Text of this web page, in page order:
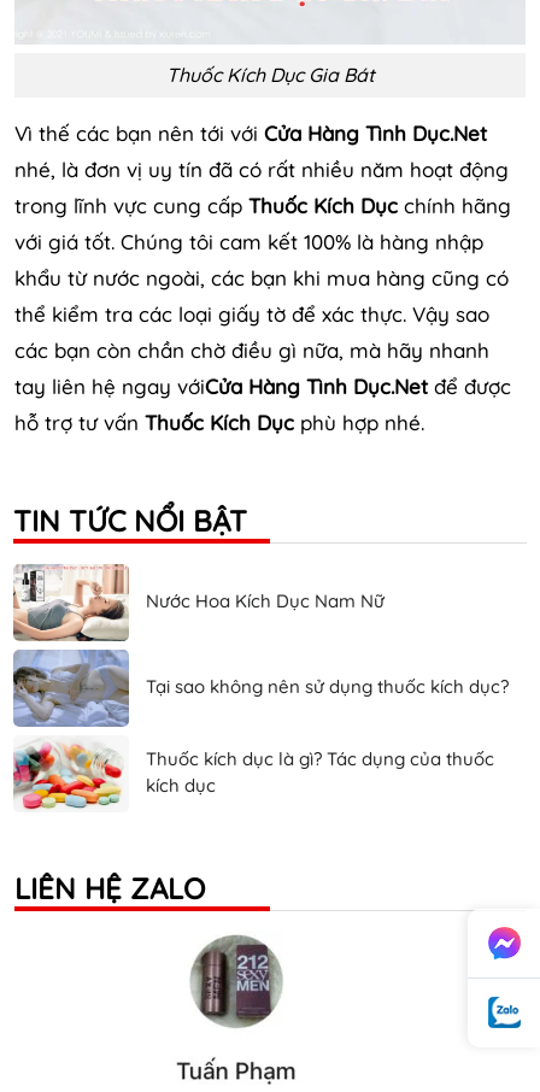
Thuốc Kích Dục Gia Bát
Vì thế các bạn nên tới với Cửa Hàng Tình Dục.Net
nhé, là đơn vị uy tín đã có rất nhiều năm hoạt động
trong lĩnh vực cung cấp Thuốc Kích Dục chính hãng
với giá tốt. Chúng tôi cam kết 100% là hàng nhập
khẩu từ nước ngoài, các bạn khi mua hàng cũng có
thể kiểm tra các loại giấy tờ để xác thực. Vậy sao
các bạn còn chần chờ điều gì nữa, mà hãy nhanh
tay liên hệ ngay vớiCửa Hàng Tình Dục.Netđể được
hỗ trợ tư vấn Thuốc Kích Dục phù hợp nhé.
TIN TỨC NỔI BẬT
Nước Hoa Kích Dục Nam Nữ
Tại sao không nên sử dụng thuốc kích dục?
Thuốc kích dục là gì? Tác dụng của thuốc
kích dục
LIÊN HỆ ZALO